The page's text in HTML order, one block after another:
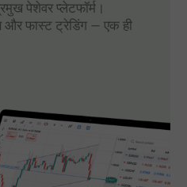
पेशेवर प्लेटफॉर्म।
और फास्ट ट्रेडिंग — एक ही